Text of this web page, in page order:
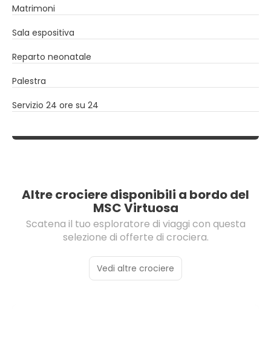
Matrimoni
Sala espositiva
Reparto neonatale
Palestra
Servizio 24 ore su 24
Altre crociere disponibili a bordo del
MSC Virtuosa
Scatena il tuo esploratore di viaggi con questa
selezione di offerte di crociera.
Vedi altre crociere